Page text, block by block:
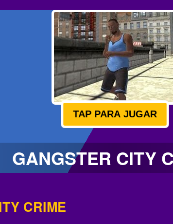
TAP PARA JUGAR
GANGSTER CITY
CRIME